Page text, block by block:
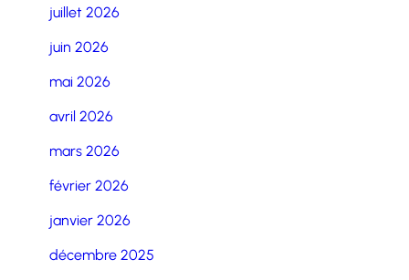
juillet 2026
juin 2026
mai 2026
avril 2026
mars 2026
février 2026
janvier 2026
décembre 2025